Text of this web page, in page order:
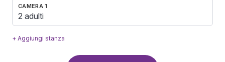
CAMERA 1
2 adulti
+ Aggiungi stanza